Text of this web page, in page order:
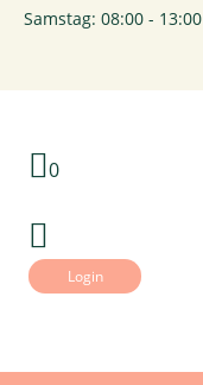
Samstag: 08:00 - 13:00
0
Login